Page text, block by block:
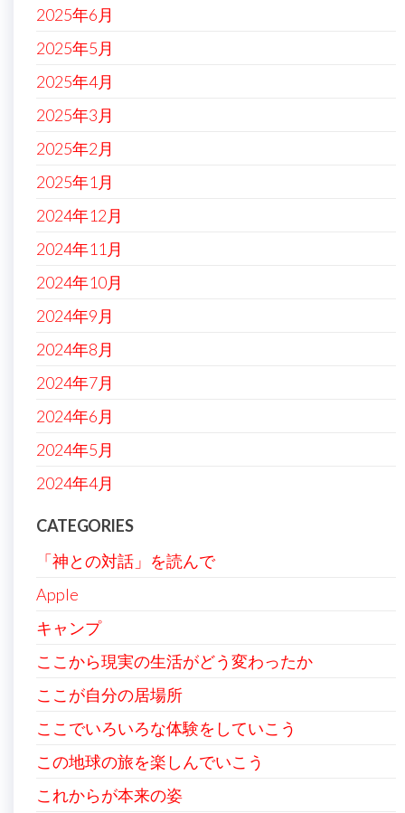
2025年6月
2025年5月
2025年4月
2025年3月
2025年2月
2025年1月
2024年12月
2024年11月
2024年10月
2024年9月
2024年8月
2024年7月
2024年6月
2024年5月
2024年4月
CATEGORIES
「神との対話」を読んで
Apple
キャンプ
ここから現実の生活がどう変わったか
ここが自分の居場所
ここでいろいろな体験をしていこう
この地球の旅を楽しんでいこう
これからが本来の姿